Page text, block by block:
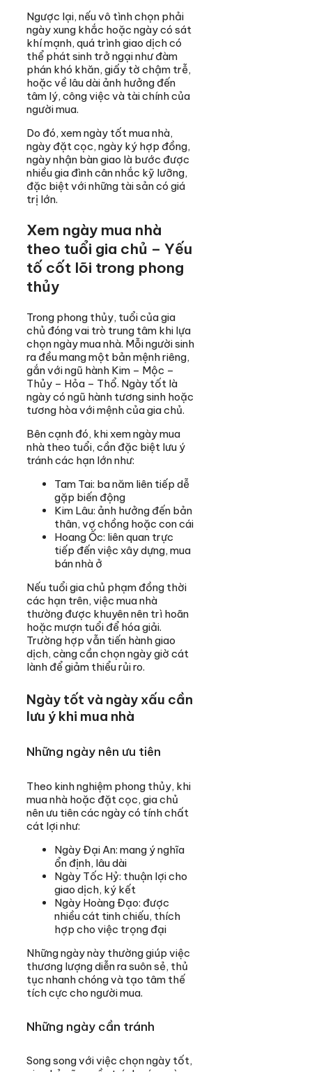
Ngược lại, nếu vô tình chọn phải
ngày xung khắc hoặc ngày có sát
khí mạnh, quá trình giao dịch có
thể phát sinh trở ngại như đàm
phán khó khăn, giấy tờ chậm trễ,
hoặc về lâu dài ảnh hưởng đến
tâm lý, công việc và tài chính của
người mua.
Do đó, xem ngày tốt mua nhà,
ngày đặt cọc, ngày ký hợp đồng,
ngày nhận bàn giao là bước được
nhiều gia đình cân nhắc kỹ lưỡng,
đặc biệt với những tài sản có giá
trị lớn.
Xem ngày mua nhà
theo tuổi gia chủ – Yếu
tố cốt lõi trong phong
thủy
Trong phong thủy, tuổi của gia
chủ đóng vai trò trung tâm khi lựa
chọn ngày mua nhà. Mỗi người sinh
ra đều mang một bản mệnh riêng,
gắn với ngũ hành Kim – Mộc –
Thủy – Hỏa – Thổ. Ngày tốt là
ngày có ngũ hành tương sinh hoặc
tương hòa với mệnh của gia chủ.
Bên cạnh đó, khi xem ngày mua
nhà theo tuổi, cần đặc biệt lưu ý
tránh các hạn lớn như:
Tam Tai: ba năm liên tiếp dễ
gặp biến động
Kim Lâu: ảnh hưởng đến bản
thân, vợ chồng hoặc con cái
Hoang Ốc: liên quan trực
tiếp đến việc xây dựng, mua
bán nhà ở
Nếu tuổi gia chủ phạm đồng thời
các hạn trên, việc mua nhà
thường được khuyên nên trì hoãn
hoặc mượn tuổi để hóa giải.
Trường hợp vẫn tiến hành giao
dịch, càng cần chọn ngày giờ cát
lành để giảm thiểu rủi ro.
Ngày tốt và ngày xấu cần
lưu ý khi mua nhà
Những ngày nên ưu tiên
Theo kinh nghiệm phong thủy, khi
mua nhà hoặc đặt cọc, gia chủ
nên ưu tiên các ngày có tính chất
cát lợi như:
Ngày Đại An: mang ý nghĩa
ổn định, lâu dài
Ngày Tốc Hỷ: thuận lợi cho
giao dịch, ký kết
Ngày Hoàng Đạo: được
nhiều cát tinh chiếu, thích
hợp cho việc trọng đại
Những ngày này thường giúp việc
thương lượng diễn ra suôn sẻ, thủ
tục nhanh chóng và tạo tâm thế
tích cực cho người mua.
Những ngày cần tránh
Song song với việc chọn ngày tốt,